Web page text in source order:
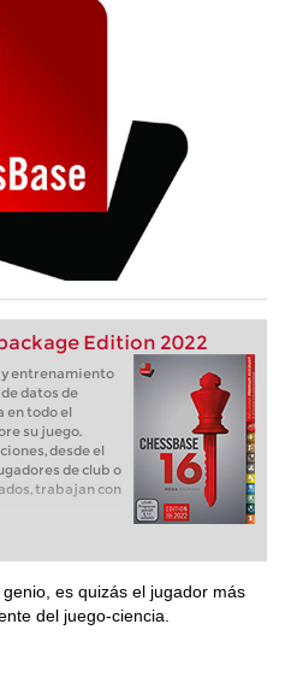
Edition 2022
y entrenamiento
datos de
todo el
su juego.
desde el
de club o
trabajan con
es quizás el jugador más
del juego-ciencia.